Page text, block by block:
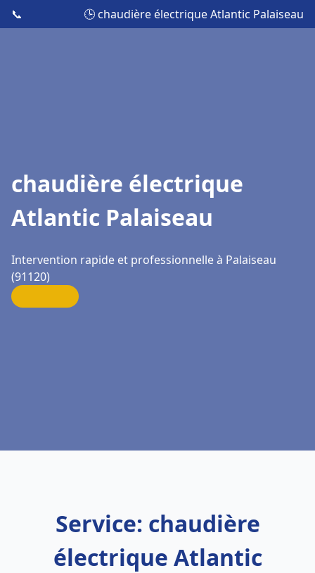
📞 🕒 chaudière électrique Atlantic Palaiseau
chaudière électrique
Atlantic Palaiseau
Intervention rapide et professionnelle à Palaiseau
(91120)
Service: chaudière
électrique Atlantic